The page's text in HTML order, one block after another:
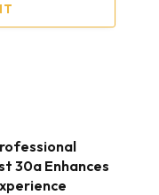
30a Enhances